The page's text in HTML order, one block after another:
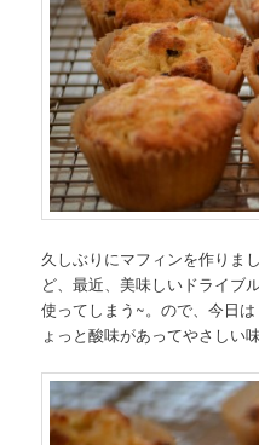
久しぶりにマフィンを作りま
ど、最近、美味しいドライブ
使ってしまう~。ので、今日
ょっと酸味があってやさしい味